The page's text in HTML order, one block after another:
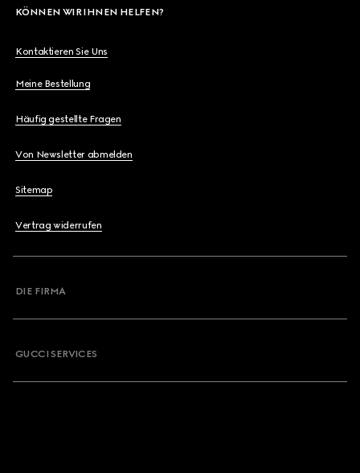
KÖNNEN WIR IHNEN HELFEN?
Kontaktieren Sie Uns
Meine Bestellung
Häufig gestellte Fragen
Von Newsletter abmelden
Sitemap
Vertrag widerrufen
DIE FIRMA
GUCCI SERVICES